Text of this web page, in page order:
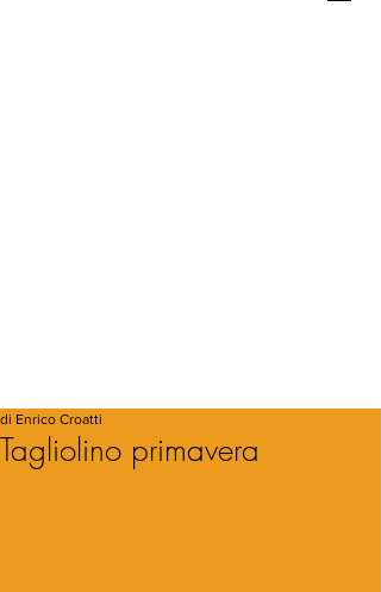
Tagliolino primavera
di Enrico Croatti